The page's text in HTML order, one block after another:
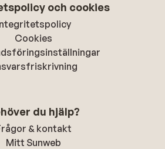
och cookies
Cookies
du hjälp?
& kontakt
Mitt Sunweb